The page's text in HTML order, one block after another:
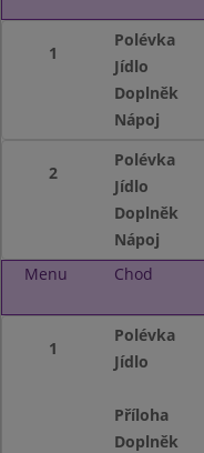
1
Polévka
Jídlo
Doplněk
Nápoj
2
Polévka
Jídlo
Doplněk
Nápoj
Menu
Chod
1
Polévka
Jídlo
Příloha
Doplněk